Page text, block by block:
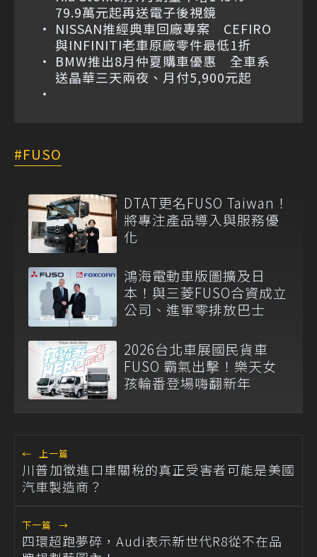
79.9萬元起再送電子後視鏡
NISSAN推經典車回廠專案 CEFIRO
與INFINITI老車原廠零件最低1折
BMW推出8月仲夏購車優惠 全車系
送晶華三天兩夜、月付5,900元起
FUSO
DTAT更名FUSO Taiwan！
將專注產品導入與服務優
化
鴻海電動車版圖擴及日
本！與三菱FUSO合資成立
公司、進軍零排放巴士
2026台北車展國民貨車
FUSO 霸氣出擊！樂天女
孩輪番登場嗨翻新年
← 上一篇
川普加徵進口車關稅的真正受害者可能是美國
汽車製造商？
下一篇 →
四環超跑夢碎，Audi表示新世代R8從不在品